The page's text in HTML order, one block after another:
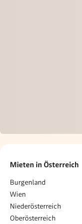
Mieten in Österreich
Burgenland
Wien
Niederösterreich
Oberösterreich